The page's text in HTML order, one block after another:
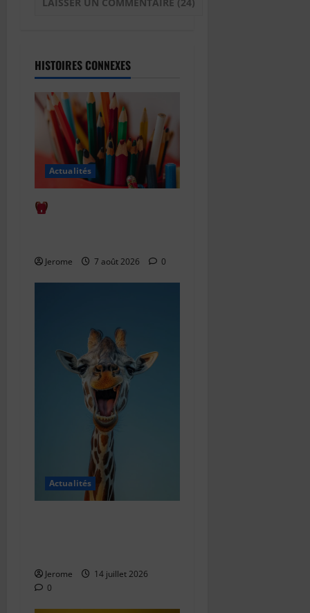
HISTOIRES CONNEXES
Actualités
Jerome 7 août 2026 0
Actualités
Jerome
14 juillet 2026
0